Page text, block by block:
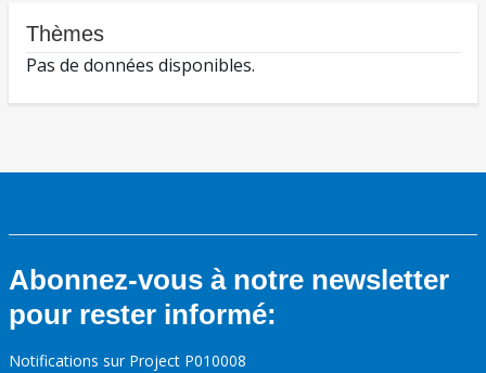
Thèmes
Pas de données disponibles.
Abonnez-vous à notre newsletter
pour rester informé:
Notifications sur Project P010008